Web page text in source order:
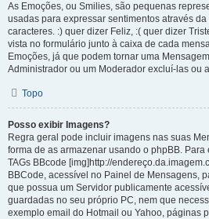
As Emoções, ou Smilies, são pequenas
usadas para expressar sentimentos através
caracteres. :) quer dizer Feliz, :( quer dizer
vista no formulário junto à caixa de cada
Emoções, já que podem tornar uma
Administrador ou um Moderador excluí-las ou
Topo
Posso exibir Imagens?
Regra geral pode incluir imagens nas suas
forma de as armazenar usando o phpBB.
TAGs BBcode [img]http://
BBCode, acessível no Painel de Mensagens,
que possua um Servidor publicamente
guardadas no seu próprio PC, nem que
exemplo email do Hotmail ou Yahoo, páginas